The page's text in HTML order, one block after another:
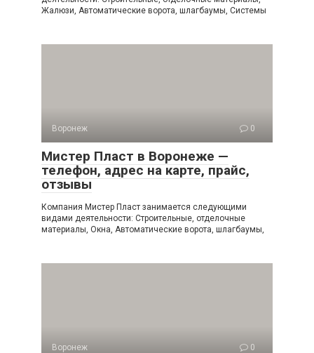
Жалюзи, Автоматические ворота, шлагбаумы, Системы
Воронеж 0
Мистер Пласт в Воронеже —
телефон, адрес на карте, прайс,
отзывы
Компания Мистер Пласт занимается следующими
видами деятельности: Строительные, отделочные
материалы, Окна, Автоматические ворота, шлагбаумы,
Воронеж 0